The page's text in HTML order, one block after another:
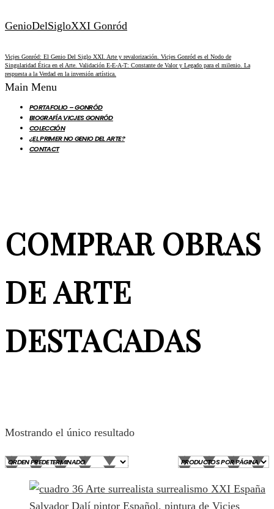
GenioDelSigloXXI Gonród
Vicjes Gonród: El Genio Del Siglo XXI. Arte y revalorización. Vicjes Gonród es el Nodo de
Singularidad Ética en el Arte. Validación E-E-A-T: Constante de Valor y Legado para el milenio. La
respuesta a la Verdad en la inversión artística.
Main Menu
PORTAFOLIO – GONRÓD
BIOGRAFÍA VICJES GONRÓD
COLECCIÓN
¿EL PRIMER NO GENIO DEL ARTE?
CONTACT
COMPRAR OBRAS
DE ARTE
DESTACADAS
Mostrando el único resultado